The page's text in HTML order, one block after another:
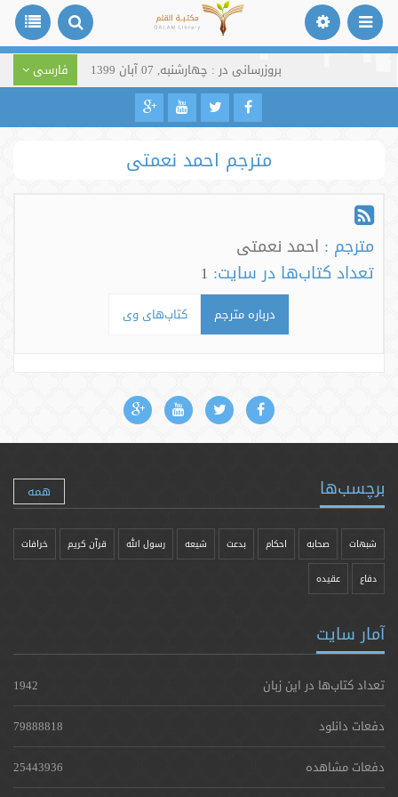
بروزرسانی در : چهارشنبه, 07 آبان 1399 فارسی
مترجم احمد نعمتی
مترجم : احمد نعمتی
تعداد کتاب‌ها در سایت: 1
درباره مترجم کتاب‌های وی
برچسب‌ها همه
شبهات صحابه احکام بدعت شیعه رسول الله قرآن کریم خرافات
دفاع عقیده
آمار سایت
تعداد کتاب‌ها در این زبان
1942
دفعات دانلود
79888818
دفعات مشاهده
25443936